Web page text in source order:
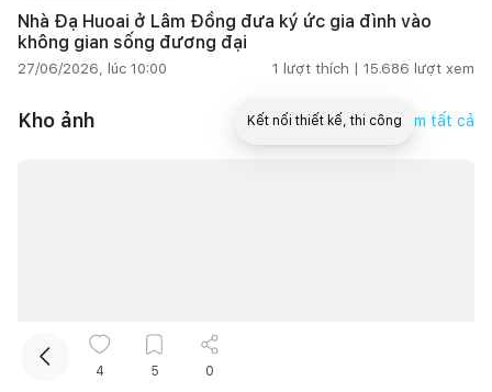
Nhà Đạ Huoai ở Lâm Đồng đưa ký ức gia đình vào
không gian sống đương đại
27/06/2026, lúc 10:00 1 lượt thích | 15.686 lượt xem
Kho ảnh Xem tất cả
4 5 0
Kết nối thiết kế, thi công